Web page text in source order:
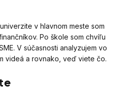
v hlavnom meste som
Po škole som chvíľu
V súčasnosti analyzujem vo
videá a rovnako, veď viete čo.